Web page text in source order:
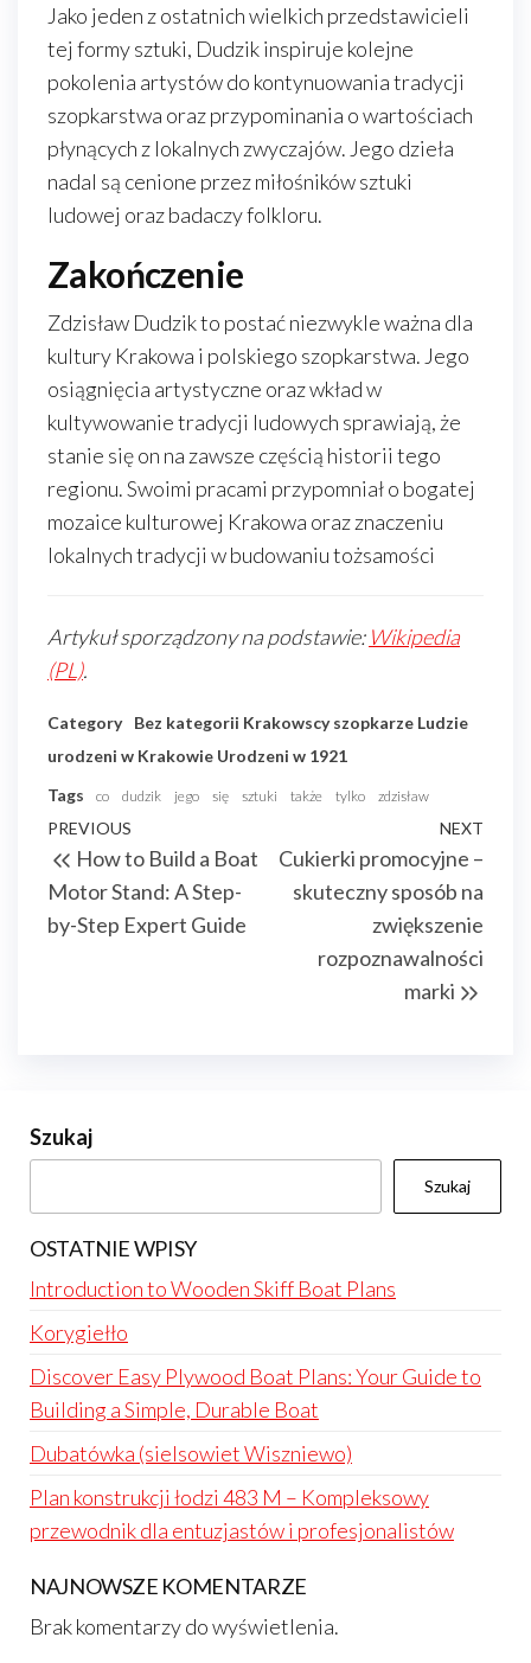
Jako jeden z ostatnich wielkich przedstawicieli
tej formy sztuki, Dudzik inspiruje kolejne
pokolenia artystów do kontynuowania tradycji
szopkarstwa oraz przypominania o wartościach
płynących z lokalnych zwyczajów. Jego dzieła
nadal są cenione przez miłośników sztuki
ludowej oraz badaczy folkloru.
Zakończenie
Zdzisław Dudzik to postać niezwykle ważna dla
kultury Krakowa i polskiego szopkarstwa. Jego
osiągnięcia artystyczne oraz wkład w
kultywowanie tradycji ludowych sprawiają, że
stanie się on na zawsze częścią historii tego
regionu. Swoimi pracami przypomniał o bogatej
mozaice kulturowej Krakowa oraz znaczeniu
lokalnych tradycji w budowaniu tożsamości
Artykuł sporządzony na podstawie: Wikipedia
(PL).
Category Bez kategorii Krakowscy szopkarze Ludzie
urodzeni w Krakowie Urodzeni w 1921
Tags
co dudzik jego się sztuki także tylko zdzisław
Nawigacja
wpisu
Previous
Post
PREVIOUS
How to Build a Boat
Motor Stand: A Step-
by-Step Expert Guide
NEXT
Cukierki promocyjne –
skuteczny sposób na
zwiększenie
rozpoznawalności
marki
Szukaj
Szukaj
OSTATNIE WPISY
Introduction to Wooden Skiff Boat Plans
Korygiełło
Discover Easy Plywood Boat Plans: Your Guide to
Building a Simple, Durable Boat
Dubatówka (sielsowiet Wiszniewo)
Plan konstrukcji łodzi 483 M – Kompleksowy
przewodnik dla entuzjastów i profesjonalistów
NAJNOWSZE KOMENTARZE
Brak komentarzy do wyświetlenia.